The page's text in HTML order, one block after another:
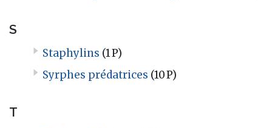
S
Staphylins (1 P)
Syrphes prédatrices (10 P)
T